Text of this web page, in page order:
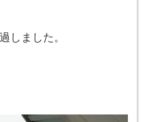
しました。